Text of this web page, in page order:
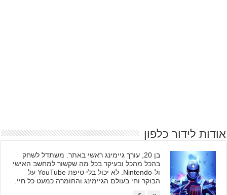
אודות לידור כלפון
בן 20, עורך גיימינג ראשי באתר. משתדל לשחק
בהכל מהכל ובעיקר בכל מה שקשור למחשב האישי
ול-Nintendo. לא יכול בלי טיפת YouTube על
הבוקר וחי בעולם הגיימינג והחומרה כמעט כל חיי.